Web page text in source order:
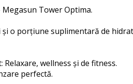
Tower Optima.
o porțiune suplimentară de
wellness și de fitness.
perfectă.